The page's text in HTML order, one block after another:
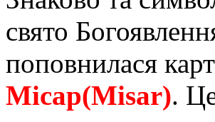
свято
поповнилася
Місар(Misar).